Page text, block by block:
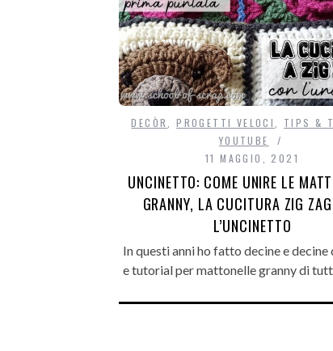
DECÒR ,PROGETTI VELOCI TIPS &
YOUTUBE
11 MAGGIO, 2021
UNCINETTO: COME UNIRE LE
GRANNY, LA CUCITURA ZIG
L’UNCINETTO
In questi anni ho fatto decine e decine
e tutorial per mattonelle granny di